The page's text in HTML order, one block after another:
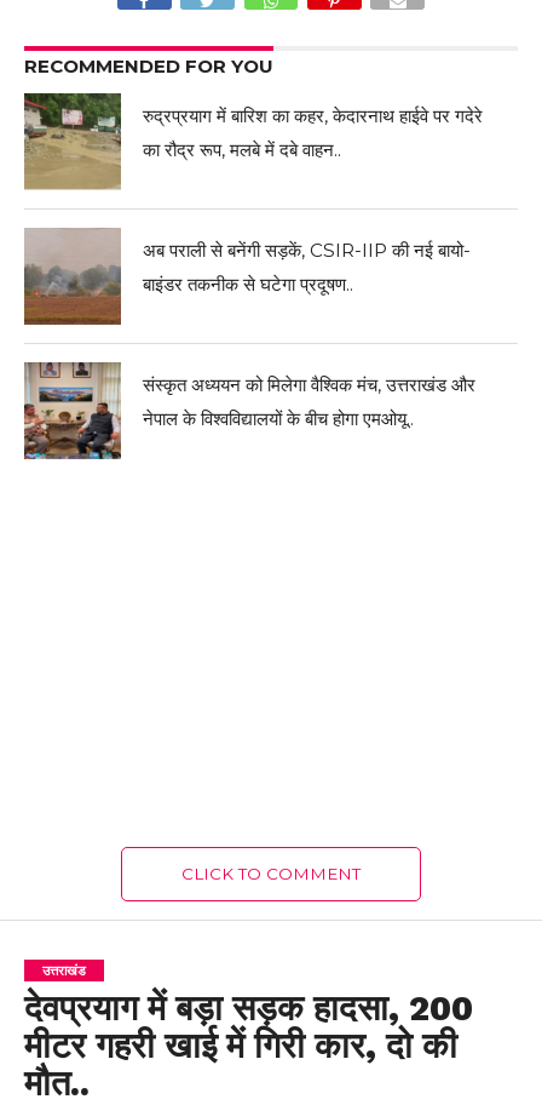
RECOMMENDED FOR YOU
रुद्रप्रयाग में बारिश का कहर, केदारनाथ हाईवे पर गदेरे
का रौद्र रूप, मलबे में दबे वाहन..
अब पराली से बनेंगी सड़कें, CSIR-IIP की नई बायो-
बाइंडर तकनीक से घटेगा प्रदूषण..
संस्कृत अध्ययन को मिलेगा वैश्विक मंच, उत्तराखंड और
नेपाल के विश्वविद्यालयों के बीच होगा एमओयू..
CLICK TO COMMENT
उत्तराखंड
देवप्रयाग में बड़ा सड़क हादसा, 200
मीटर गहरी खाई में गिरी कार, दो की
मौत..